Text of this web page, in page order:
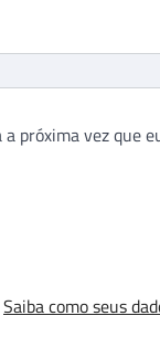
próxima vez que
Saiba como seus